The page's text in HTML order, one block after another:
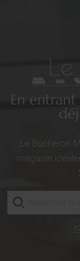
En
Le Bûcheron
magasin